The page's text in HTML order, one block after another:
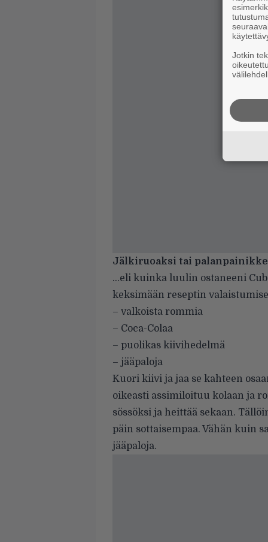
Jälkiruoaksi tai
…eli kuinka luulin ostaneeni
keksimään reseptin
– valkoista rommia
– Coca-Colaa
– puolikas kiivihedelmä
– jääpaloja
Kuori kiivi ja jaa se kahteen
oikeasti assimiloituu kolaan ja
sössöksi ja heittää sekaan.
päin sottaisempaa. Vähän kuin
jääpaloja.
Jotkin